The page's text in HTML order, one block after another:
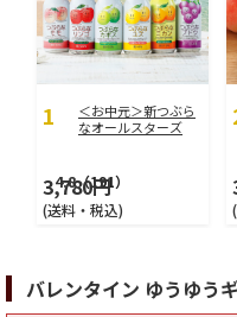
＜お中元＞新つぶら
なオールスターズ
4.8（191）
3,780円
(送料・税込)
バレンタイン ゆうゆう